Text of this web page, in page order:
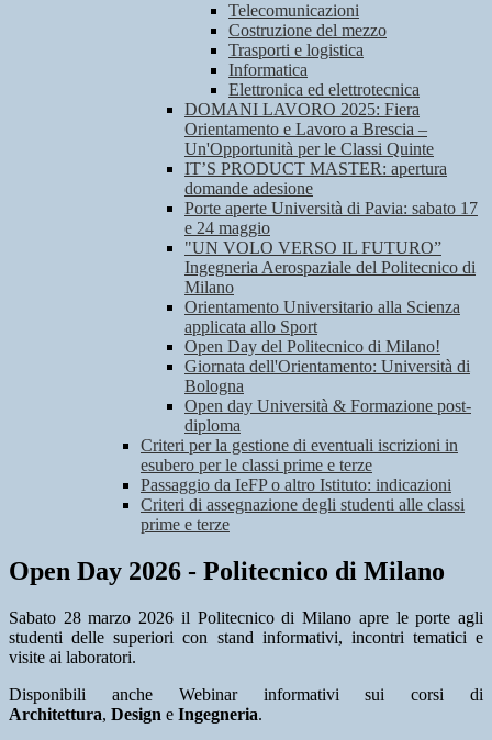
Telecomunicazioni
Costruzione del mezzo
Trasporti e logistica
Informatica
Elettronica ed elettrotecnica
DOMANI LAVORO 2025: Fiera
Orientamento e Lavoro a Brescia –
Un'Opportunità per le Classi Quinte
IT’S PRODUCT MASTER: apertura
domande adesione
Porte aperte Università di Pavia: sabato 17
e 24 maggio
"UN VOLO VERSO IL FUTURO”
Ingegneria Aerospaziale del Politecnico di
Milano
Orientamento Universitario alla Scienza
applicata allo Sport
Open Day del Politecnico di Milano!
Giornata dell'Orientamento: Università di
Bologna
Open day Università & Formazione post-
diploma
Criteri per la gestione di eventuali iscrizioni in
esubero per le classi prime e terze
Passaggio da IeFP o altro Istituto: indicazioni
Criteri di assegnazione degli studenti alle classi
prime e terze
Open Day 2026 - Politecnico di Milano
Sabato 28 marzo 2026 il Politecnico di Milano apre le porte agli
studenti delle superiori con stand informativi, incontri tematici e
visite ai laboratori.
Disponibili anche Webinar informativi sui corsi di
Architettura, Design e Ingegneria.